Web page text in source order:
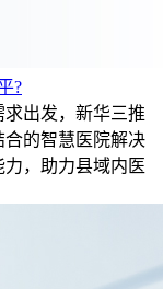
?
出发，新华三推
的智慧医院解决
，助力县域内医